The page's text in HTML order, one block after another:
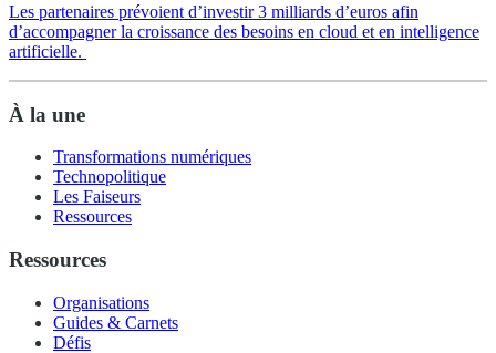
Les partenaires prévoient d’investir 3 milliards d’euros afin
d’accompagner la croissance des besoins en cloud et en intelligence
artificielle.
À la une
Transformations numériques
Technopolitique
Les Faiseurs
Ressources
Ressources
Organisations
Guides & Carnets
Défis